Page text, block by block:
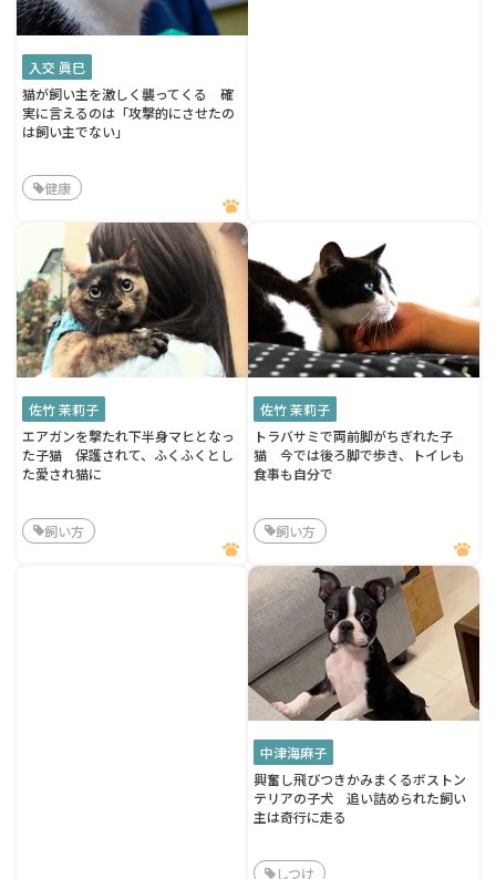
入交 眞巳
猫が飼い主を激しく襲ってくる 確
実に言えるのは「攻撃的にさせたの
は飼い主でない」
健康
佐竹 茉莉子
エアガンを撃たれ下半身マヒとなっ
た子猫 保護されて、ふくふくとし
た愛され猫に
飼い方
佐竹 茉莉子
トラバサミで両前脚がちぎれた子
猫 今では後ろ脚で歩き、トイレも
食事も自分で
飼い方
中津海麻子
興奮し飛びつきかみまくるボストン
テリアの子犬 追い詰められた飼い
主は奇行に走る
しつけ